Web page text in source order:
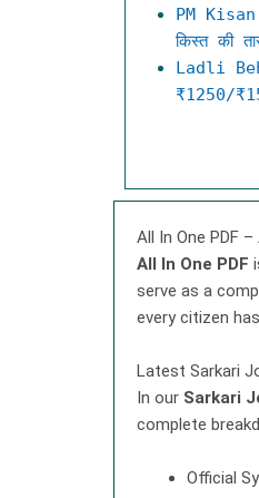
PM
किस्त की
Ladli
₹1250/
All In One PDF
All In One PDF
serve as a
every citizen
Latest Sarkari
In our Sarkari
complete
Official